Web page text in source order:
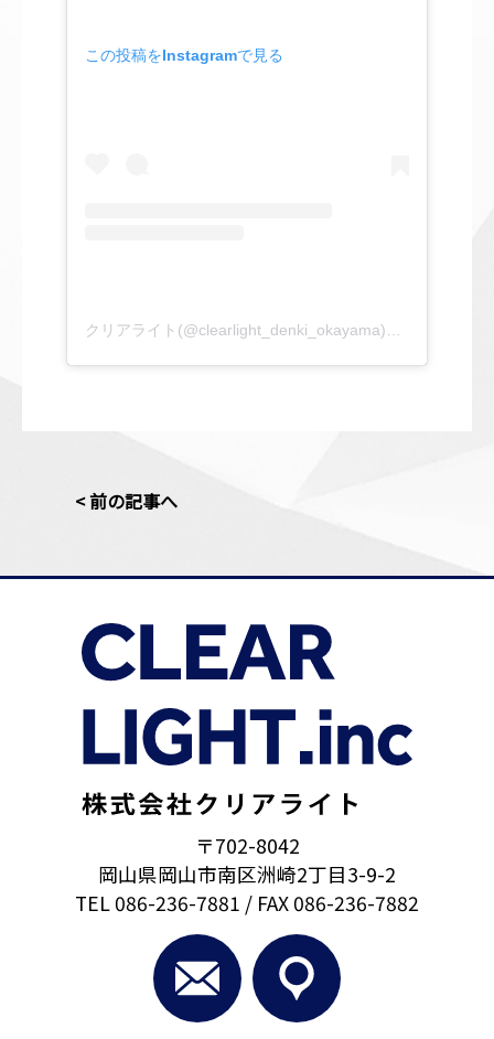
この投稿をInstagramで見る
<前の記事へ
〒702-8042
岡山県岡山市南区洲崎2丁目3-9-2
TEL086-236-7881 / FAX 086-236-7882